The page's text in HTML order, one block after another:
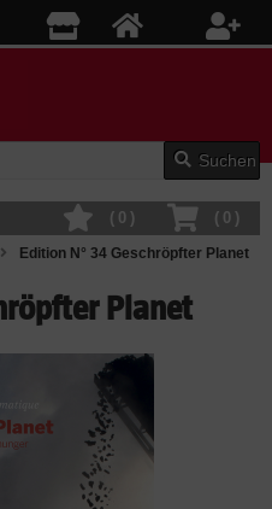
Suchen
( 0 )
( 0 )
Edition N° 34 Geschröpfter Planet
Planet